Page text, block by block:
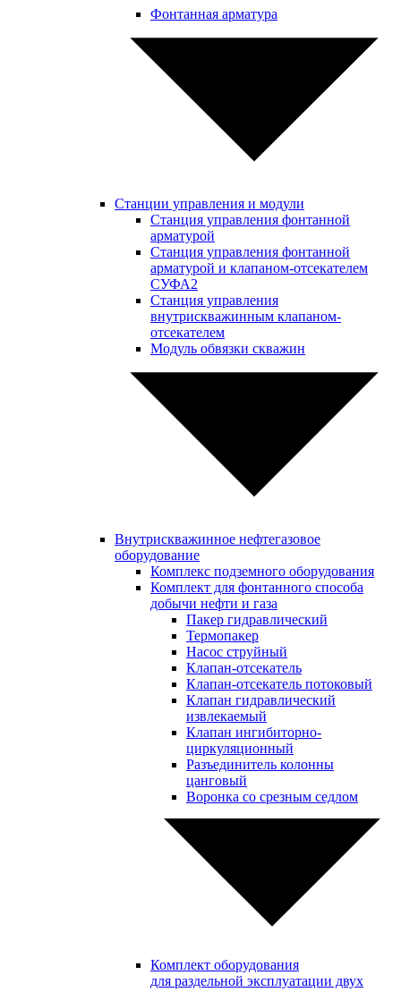
Фонтанная арматура
Станции управления и модули
Станция управления фонтанной
арматурой
Станция управления фонтанной
арматурой и клапаном-отсекателем
СУФА2
Станция управления
внутрискважинным клапаном-
отсекателем
Модуль обвязки скважин
Внутрискважинное нефтегазовое
оборудование
Комплекс подземного оборудования
Комплект для фонтанного способа
добычи нефти и газа
Пакер гидравлический
Термопакер
Насос струйный
Клапан-отсекатель
Клапан-отсекатель потоковый
Клапан гидравлический
извлекаемый
Клапан ингибиторно-
циркуляционный
Разъединитель колонны
цанговый
Воронка со срезным седлом
Комплект оборудования
для раздельной эксплуатации двух